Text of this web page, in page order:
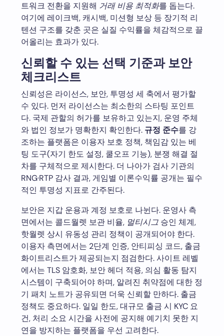
트워크 전환을 지원해 거래 비용 최적화를 돕는다.
여기에 레이크백, 캐시백, 미션형 보상 등 장기적 리
텐션 구조를 갖춘 곳은 실질 수익률을 체감적으로 끌
어올리는 효과가 있다.
신뢰할 수 있는 선택 기준과 보안
체크리스트
신뢰성은 라이선스, 보안, 투명성 세 축에서 평가할
수 있다. 먼저 라이선스는 최소한의 스타팅 포인트
다. 국제 관할의 허가를 보유하고 있는지, 운영 주체
와 법인 정보가 명확한지 확인한다. 규정 준수를 강
조하는 플랫폼은 이용자 보호 정책, 책임감 있는 베
팅 도구(자기 한도 설정, 쿨오프 기능), 분쟁 해결 절
차를 구체적으로 제시한다. 더 나아가 검사 기관의
RNG·RTP 감사 결과, 게임별 이론수익률 공개는 필수
적인 투명성 지표로 간주된다.
보안은 지갑 운용과 계정 보호로 나뉜다. 운영사 측
면에서는 콜드월렛 보관 비율, 멀티시그 승인 체계,
핫월렛 상시 유동성 관리 정책이 공개되어야 한다.
이용자 측면에서는 2단계 인증, 안티피싱 코드, 출금
화이트리스트가 제공되는지 점검한다. 사이트 레벨
에서는 TLS 암호화, 보안 헤더 적용, 의심 활동 탐지
시스템이 구축되어야 하며, 알려진 취약점에 대한 정
기 패치 노트가 공유되면 더욱 신뢰할 만하다. 출금
정책도 중요하다. 일일 한도, 대규모 출금 시 KYC 요
건, 처리 소요 시간을 사전에 공지해 예기치 못한 지
연을 방지하는 플랫폼을 우선 고려한다.